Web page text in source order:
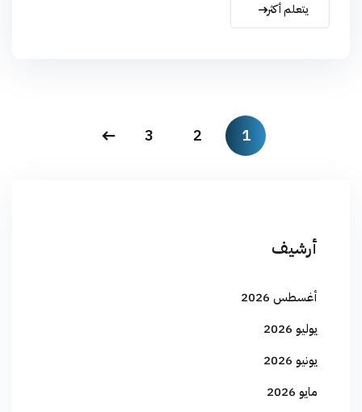
يتعلم أكثر
1
2
3
أرشيف
أغسطس 2026
يوليو 2026
يونيو 2026
مايو 2026